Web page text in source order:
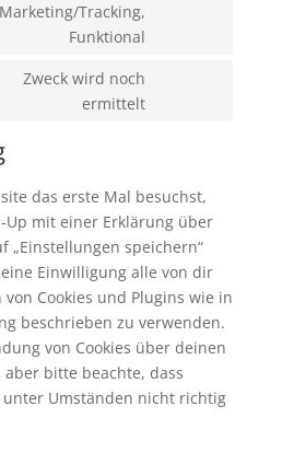
Marketing/Tracking,
Funktional
Zweck wird noch
ermittelt
das erste Mal besuchst,
Up mit einer Erklärung über
„Einstellungen speichern“
Einwilligung alle von dir
Cookies und Plugins wie in
beschrieben zu verwenden.
von Cookies über deinen
bitte beachte, dass
Umständen nicht richtig